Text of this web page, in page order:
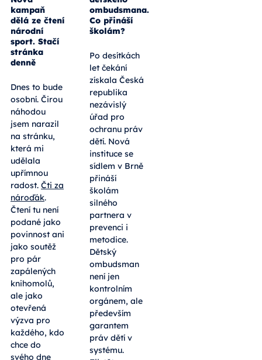
Čti za
nároďák:
Nová
kampaň
dělá ze čtení
národní
denně
Dnes to bude
osobní. Čirou
náhodou
jsem narazil
na stránku,
která mi
udělala
upřímnou
radost. Čti za
nároďák.
Čtení tu není
podané jako
povinnost ani
jako soutěž
pro pár
zapálených
knihomolů,
ale jako
otevřená
výzva pro
dětského
ombudsmana.
Co přináší
školám?
Po desítkách
let čekání
získala Česká
republika
nezávislý
úřad pro
ochranu práv
dětí. Nová
instituce se
sídlem v Brně
přináší
školám
silného
partnera v
prevenci i
metodice.
Dětský
ombudsman
není jen
kontrolním
orgánem, ale
především
garantem
práv dětí v
systému.